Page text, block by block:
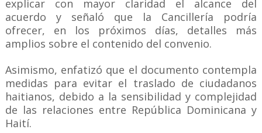
explicar con mayor claridad el alcance del
acuerdo y señaló que la Cancillería podría
ofrecer, en los próximos días, detalles más
amplios sobre el contenido del convenio.
Asimismo, enfatizó que el documento contempla
medidas para evitar el traslado de ciudadanos
haitianos, debido a la sensibilidad y complejidad
de las relaciones entre República Dominicana y
Haití.